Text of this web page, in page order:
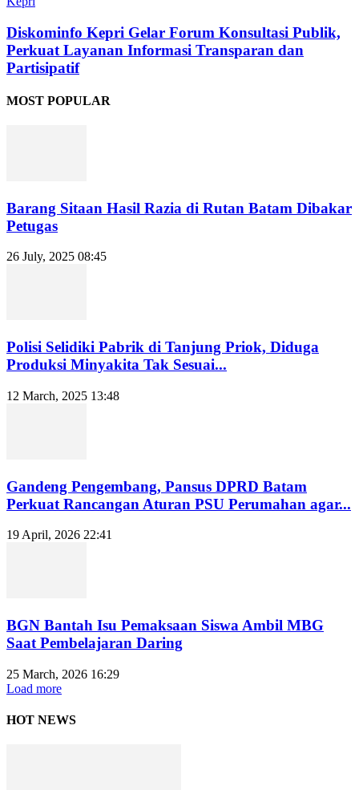
Diskominfo Kepri Gelar Forum Konsultasi Publik,
Perkuat Layanan Informasi Transparan dan
Partisipatif
MOST POPULAR
Barang Sitaan Hasil Razia di Rutan Batam Dibakar
Petugas
26 July, 2025 08:45
Polisi Selidiki Pabrik di Tanjung Priok, Diduga
Produksi Minyakita Tak Sesuai...
12 March, 2025 13:48
Gandeng Pengembang, Pansus DPRD Batam
Perkuat Rancangan Aturan PSU Perumahan agar...
19 April, 2026 22:41
BGN Bantah Isu Pemaksaan Siswa Ambil MBG
Saat Pembelajaran Daring
25 March, 2026 16:29
Load more
HOT NEWS